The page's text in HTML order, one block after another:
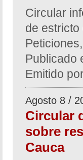
Circular
de
Publicado
Emitido
Agosto 8 /
Circular
sobre
Cauca